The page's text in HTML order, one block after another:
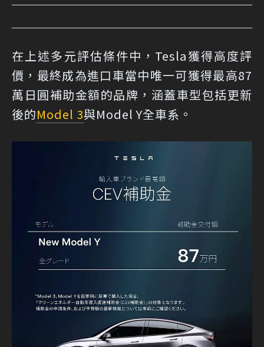
在上述多元評估條件中，Tesla獲得高度評
價，最終成為進口車當中唯一可獲得最高87
萬日圓補助金額的品牌，涵蓋車型包括更新
後的Model 3與Model Y全車系。